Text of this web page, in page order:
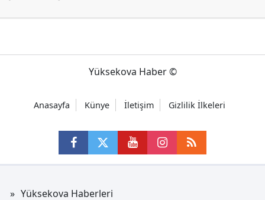
Yüksekova Haber ©
Anasayfa Künye İletişim Gizlilik İlkeleri
Yüksekova Haberleri